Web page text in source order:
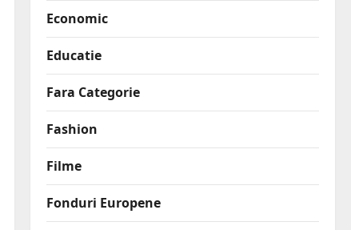
Economic
Educatie
Fara Categorie
Fashion
Filme
Fonduri Europene